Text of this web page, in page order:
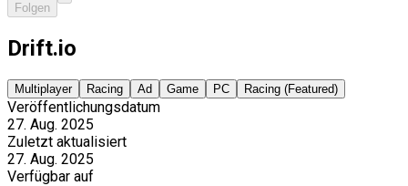
Folgen
Drift.io
Multiplayer Racing Ad Game PC Racing (Featured)
Veröffentlichungsdatum
27. Aug. 2025
Zuletzt aktualisiert
27. Aug. 2025
Verfügbar auf